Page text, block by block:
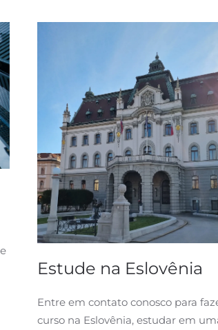
Estude na Eslovênia
Entre em contato conosco para
curso na Eslovênia, estudar em